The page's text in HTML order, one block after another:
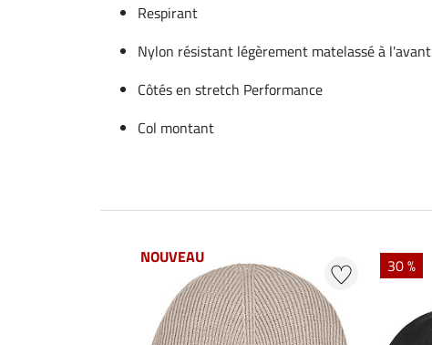
Respirant
Nylon résistant légèrement matelassé à l'avant
Côtés en stretch Performance
Col montant
NOUVEAU 30 %